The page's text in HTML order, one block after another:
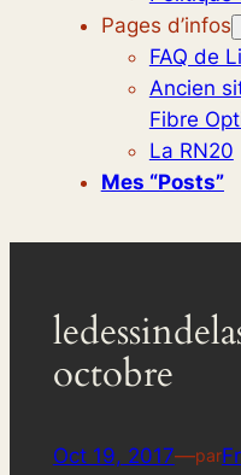
Pages d’infos
FAQ de
Ancien
Fibre
La RN20
Mes “posts”
octobre
Oct 19, 2017—par